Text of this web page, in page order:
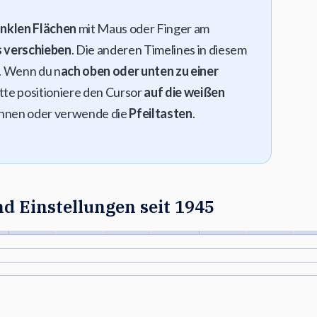
Flächen mit Maus oder Finger am
verschieben. Die anderen Timelines in diesem
du nach oben oder unten zu einer
positioniere den Cursorauf die weißen
oder verwende diePfeiltasten.
Einstellungen seit 1945